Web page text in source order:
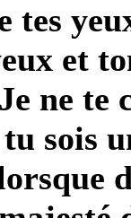
et
ne te
sois